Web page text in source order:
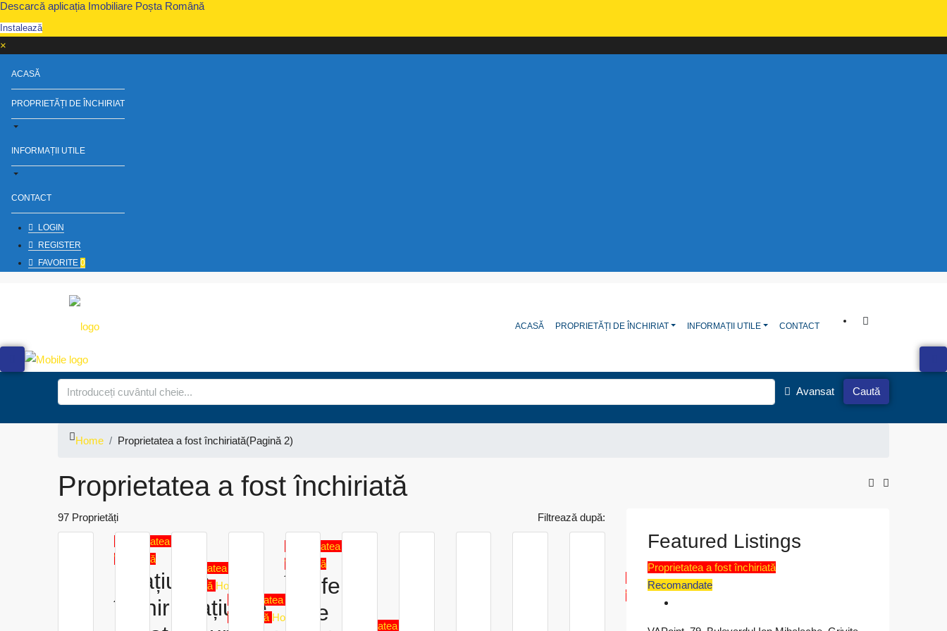
Descarcă aplicația Imobiliare Poșta Română
Instalează
×
ACASĂ
PROPRIETĂȚI DE ÎNCHIRIAT
INFORMAȚII UTILE
CONTACT
LOGIN
REGISTER
FAVORITE 0
ACASĂ PROPRIETĂȚI DE ÎNCHIRIAT INFORMAȚII UTILE CONTACT
Avansat Caută
Home Proprietatea a fost închiriată(Pagină 2)
Proprietatea a fost închiriată
97 Proprietăți Filtrează după:
Proprietatea a fost
închiriată
Spațiu de
închiriat
Proprietatea a fost
închiriată Hot Offer
Spațiu deProprietatea a fost
închiriată Hot Offer
Proprietatea a fost
închiriată
Îți oferim
spre
Proprietatea a fost
Proprietatea a fost
închiriată
Featured Listings
Proprietatea a fost închiriată
Recomandate